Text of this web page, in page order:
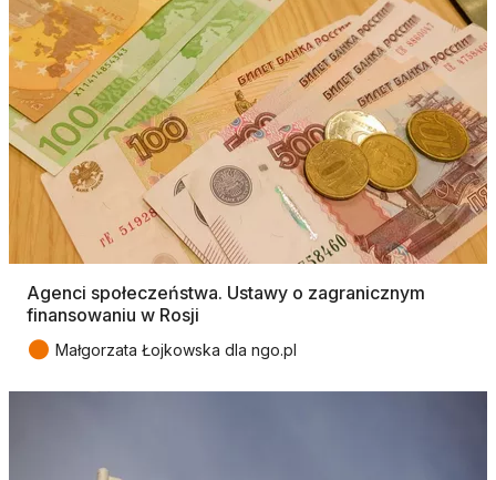
Agenci społeczeństwa. Ustawy o zagranicznym
finansowaniu w Rosji
● Małgorzata Łojkowska dla ngo.pl